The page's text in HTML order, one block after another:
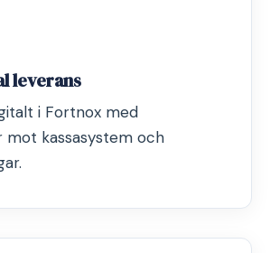
leverans
i Fortnox med
mot kassasystem och